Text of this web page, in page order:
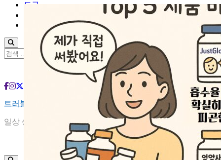
도구
ABOUT US
검
트러블슈터
일상 생활 속 당신의 궁금증을 해결해 드립니다